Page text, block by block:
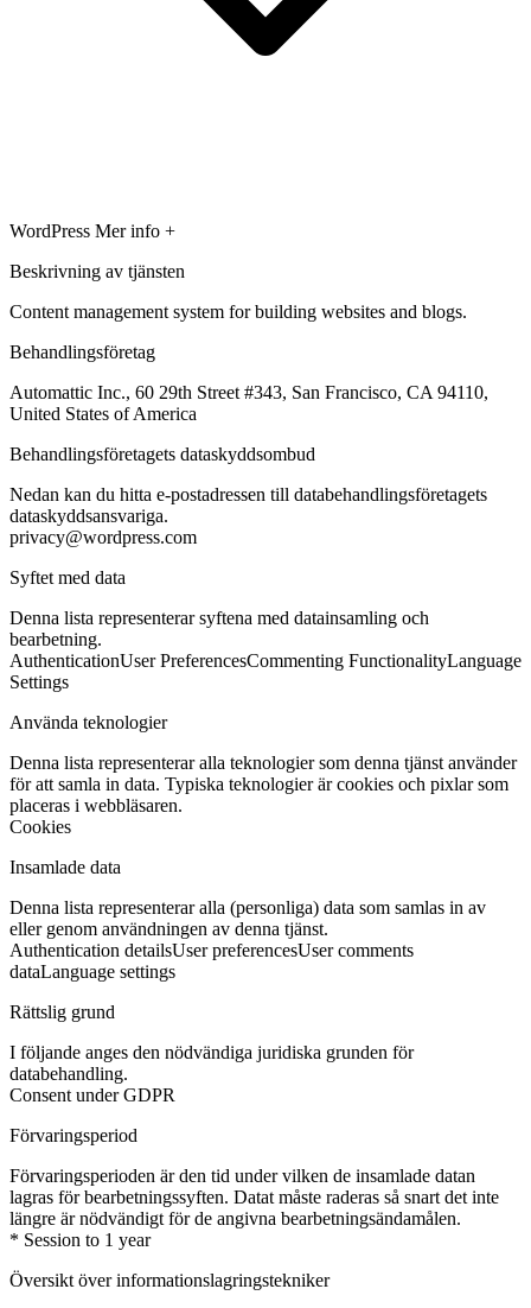
WordPress Mer info +
Beskrivning av tjänsten
Content management system for building websites and blogs.
Behandlingsföretag
Automattic Inc., 60 29th Street #343, San Francisco, CA 94110,
United States of America
Behandlingsföretagets dataskyddsombud
Nedan kan du hitta e-postadressen till databehandlingsföretagets
dataskyddsansvariga.
privacy@wordpress.com
Syftet med data
Denna lista representerar syftena med datainsamling och
bearbetning.
AuthenticationUser PreferencesCommenting FunctionalityLanguage
Settings
Använda teknologier
Denna lista representerar alla teknologier som denna tjänst använder
för att samla in data. Typiska teknologier är cookies och pixlar som
placeras i webbläsaren.
Cookies
Insamlade data
Denna lista representerar alla (personliga) data som samlas in av
eller genom användningen av denna tjänst.
Authentication detailsUser preferencesUser comments
dataLanguage settings
Rättslig grund
I följande anges den nödvändiga juridiska grunden för
databehandling.
Consent under GDPR
Förvaringsperiod
Förvaringsperioden är den tid under vilken de insamlade datan
lagras för bearbetningssyften. Datat måste raderas så snart det inte
längre är nödvändigt för de angivna bearbetningsändamålen.
* Session to 1 year
Översikt över informationslagringstekniker